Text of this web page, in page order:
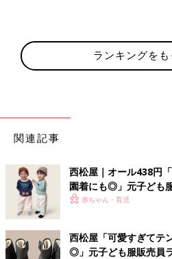
ランキングを
関連記事
西松屋｜オール438円
園着にも◎」元子ども
Tシャツ5選
赤ちゃん・育児
西松屋「可愛すぎてテ
◎」元子ども服販売員